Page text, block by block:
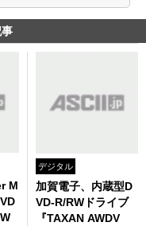
M
デジタル
加賀電子、内蔵型D
VD-R/RWドライブ
『TAXAN AWDV